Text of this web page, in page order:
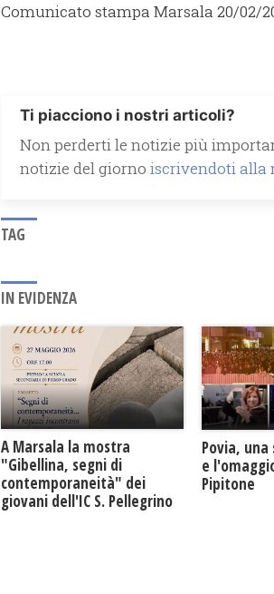
Comunicato stampa Marsala 20/02/
Ti piacciono i nostri articoli?
Non perderti le notizie più
notizie del giorno iscrivendoti alla
TAG
IN EVIDENZA
A Marsala la mostra
"Gibellina, segni di
contemporaneità" dei
giovani dell'IC S. Pellegrino
Povia,
e
Pipitone